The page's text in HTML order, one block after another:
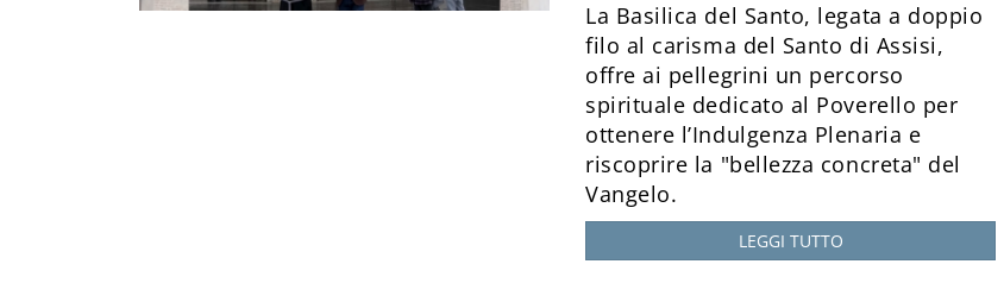
La Basilica del Santo, legata a doppio
filo al carisma del Santo di Assisi,
offre ai pellegrini un percorso
spirituale dedicato al Poverello per
ottenere l’Indulgenza Plenaria e
riscoprire la "bellezza concreta" del
Vangelo.
LEGGI TUTTO